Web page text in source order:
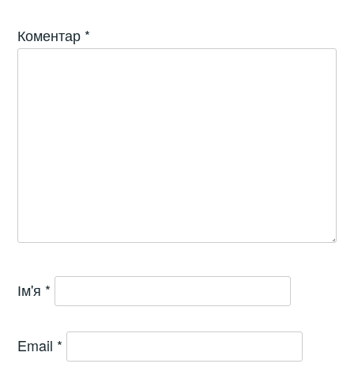
Коментар *
Ім'я *
Email *